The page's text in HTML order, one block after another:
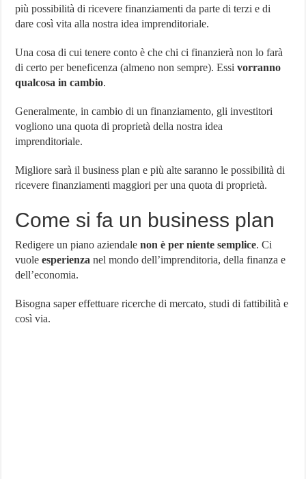
più possibilità di ricevere finanziamenti da parte di terzi e di
dare così vita alla nostra idea imprenditoriale.
Una cosa di cui tenere conto è che chi ci finanzierà non lo farà
di certo per beneficenza (almeno non sempre). Essivorranno
qualcosa in cambio.
Generalmente, in cambio di un finanziamento, gli investitori
vogliono una quota di proprietà della nostra idea
imprenditoriale.
Migliore sarà il business plan e più alte saranno le possibilità di
ricevere finanziamenti maggiori per una quota di proprietà.
Come si fa un business plan
Redigere un piano aziendalenon è per niente semplice. Ci
vuoleesperienza nel mondo dell’imprenditoria, della finanza e
dell’economia.
Bisogna saper effettuare ricerche di mercato, studi di fattibilità e
così via.